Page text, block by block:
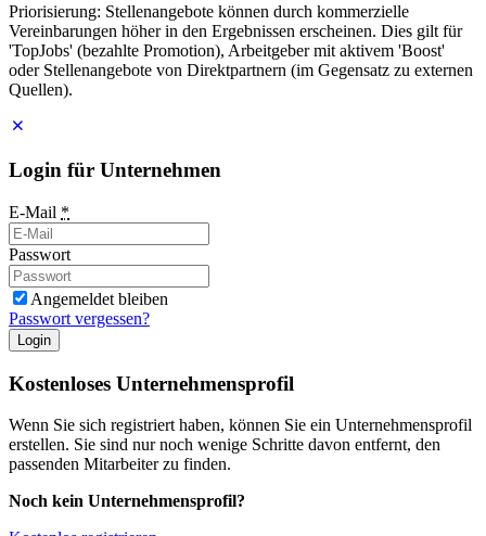
Priorisierung: Stellenangebote können durch kommerzielle
Vereinbarungen höher in den Ergebnissen erscheinen. Dies gilt für
'TopJobs' (bezahlte Promotion), Arbeitgeber mit aktivem 'Boost'
oder Stellenangebote von Direktpartnern (im Gegensatz zu externen
Quellen).
Login für Unternehmen
E-Mail *
Passwort
Angemeldet bleiben
Passwort vergessen?
Login
Kostenloses Unternehmensprofil
Wenn Sie sich registriert haben, können Sie ein Unternehmensprofil
erstellen. Sie sind nur noch wenige Schritte davon entfernt, den
passenden Mitarbeiter zu finden.
Noch kein Unternehmensprofil?